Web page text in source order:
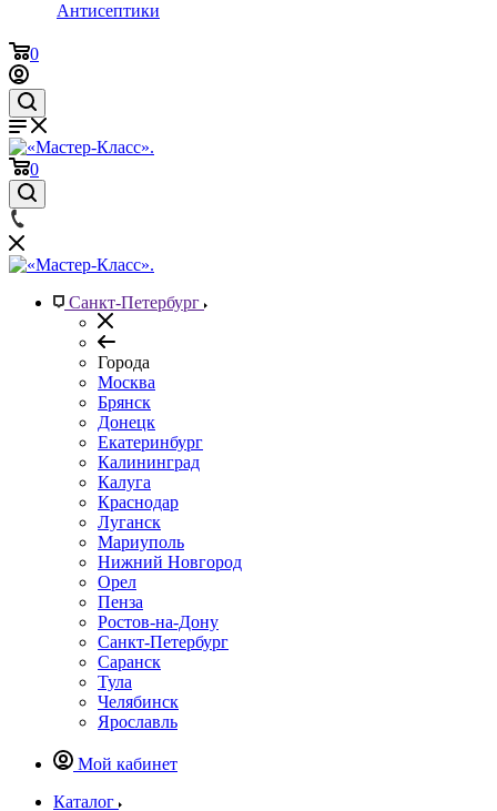
Антисептики
0
0
Санкт-Петербург
Города
Москва
Брянск
Донецк
Екатеринбург
Калининград
Калуга
Краснодар
Луганск
Мариуполь
Нижний Новгород
Орел
Пенза
Ростов-на-Дону
Санкт-Петербург
Саранск
Тула
Челябинск
Ярославль
Мой кабинет
Каталог